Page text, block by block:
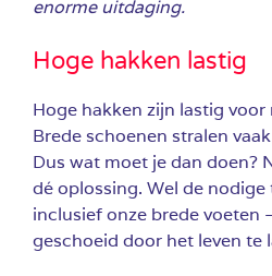
enorme uitdaging.
Hoge hakken lastig
Hoge hakken zijn lastig
Brede schoenen stralen
Dus wat moet je dan doen?
dé oplossing. Wel de
inclusief onze brede voeten
geschoeid door het leven te